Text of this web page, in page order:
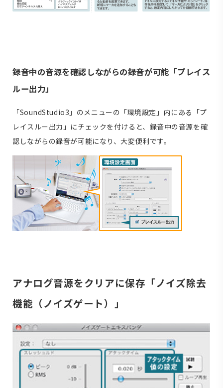
録音中の音源を確認しながらの録音が可能「プレイス
ルー出力」
「SoundStudio3」のメニューの「環境設定」内にある「プ
レイスルー出力」にチェックを付けると、録音中の音源を確
認しながらの録音が可能になり、大変便利です。
アナログ音源をクリアに保存「ノイズ除去
機能（ノイズゲート）」